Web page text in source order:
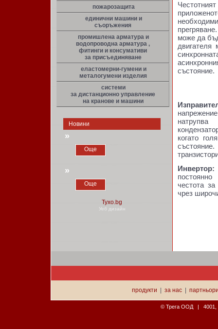
пожарозащита
единични машини и
съоръжения
промишлена арматура и
водопроводна арматура ,
фитинги и консумативи
за присъединяване
еластомерни-гумени и
металогумени изделия
системи
за дистанционно управление
на кранове и машини
Новини
»
Още
»
Още
Уеб дизайн
може да
състояние.
когато
Инвертор:
честота
чрез
продукти за нас|
© Трега ООД | 4001,